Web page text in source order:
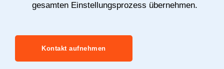
gesamten Einstellungsprozess übernehmen.
Kontakt aufnehmen